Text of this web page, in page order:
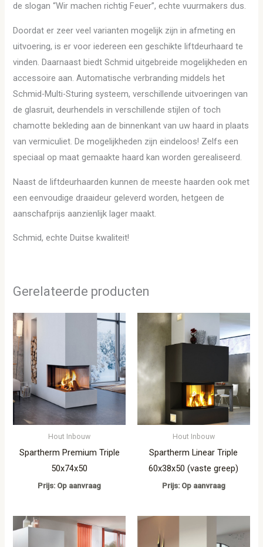
de slogan “Wir machen richtig Feuer”, echte vuurmakers dus.
Doordat er zeer veel varianten mogelijk zijn in afmeting en
uitvoering, is er voor iedereen een geschikte liftdeurhaard te
vinden. Daarnaast biedt Schmid uitgebreide mogelijkheden en
accessoire aan. Automatische verbranding middels het
Schmid-Multi-Sturing systeem, verschillende uitvoeringen van
de glasruit, deurhendels in verschillende stijlen of toch
chamotte bekleding aan de binnenkant van uw haard in plaats
van vermiculiet. De mogelijkheden zijn eindeloos! Zelfs een
speciaal op maat gemaakte haard kan worden gerealiseerd.
Naast de liftdeurhaarden kunnen de meeste haarden ook met
een eenvoudige draaideur geleverd worden, hetgeen de
aanschafprijs aanzienlijk lager maakt.
Schmid, echte Duitse kwaliteit!
Gerelateerde producten
Hout Inbouw
Spartherm Premium Triple
50x74x50
Prijs: Op aanvraag
Hout Inbouw
Spartherm Linear Triple
60x38x50 (vaste greep)
Prijs: Op aanvraag